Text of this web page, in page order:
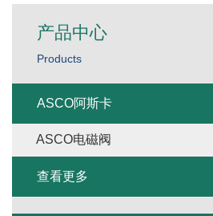
产品中心
Products
ASCO阿斯卡
ASCO电磁阀
查看更多